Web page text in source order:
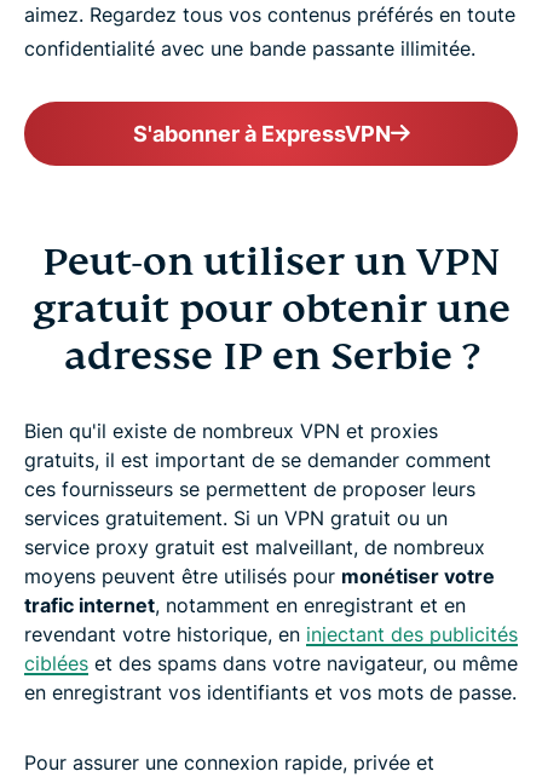
aimez. Regardez tous vos contenus préférés en toute
confidentialité avec une bande passante illimitée.
S'abonner à ExpressVPN
Peut-on utiliser un VPN
gratuit pour obtenir une
adresse IP en Serbie ?
Bien qu'il existe de nombreux VPN et proxies
gratuits, il est important de se demander comment
ces fournisseurs se permettent de proposer leurs
services gratuitement. Si un VPN gratuit ou un
service proxy gratuit est malveillant, de nombreux
moyens peuvent être utilisés pour monétiser votre
trafic internet, notamment en enregistrant et en
revendant votre historique, en injectant des publicités
ciblées et des spams dans votre navigateur, ou même
en enregistrant vos identifiants et vos mots de passe.
Pour assurer une connexion rapide, privée et